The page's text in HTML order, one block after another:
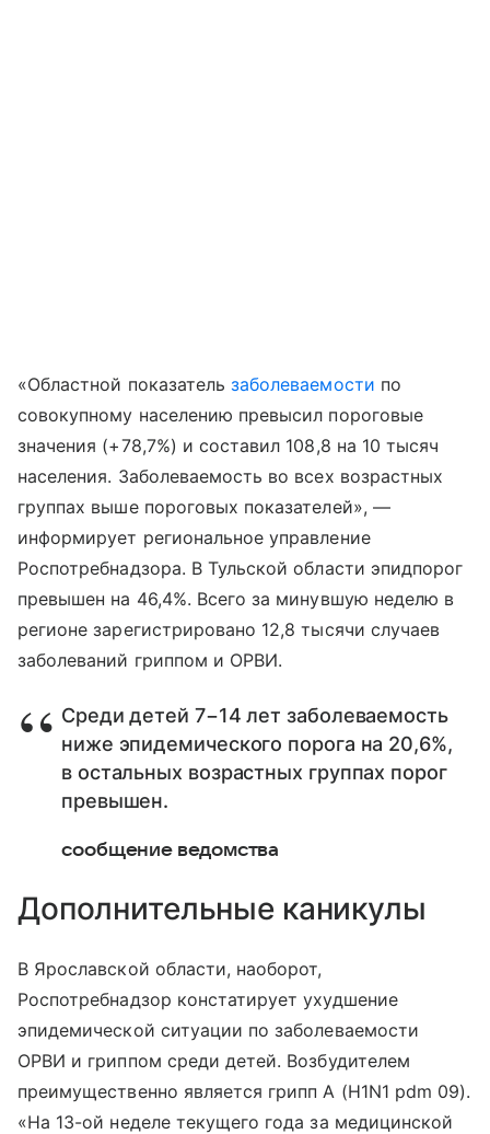
«Областной показательзаболеваемости по
совокупному населению превысил пороговые
значения (+78,7%) и составил 108,8 на 10 тысяч
населения. Заболеваемость во всех возрастных
группах выше пороговых показателей», —
информирует региональное управление
Роспотребнадзора. В Тульской области эпидпорог
превышен на 46,4%. Всего за минувшую неделю в
регионе зарегистрировано 12,8 тысячи случаев
заболеваний гриппом и ОРВИ.
Среди детей 7−14 лет заболеваемость
ниже эпидемического порога на 20,6%,
в остальных возрастных группах порог
превышен.
сообщение ведомства
Дополнительные каникулы
В Ярославской области, наоборот,
Роспотребнадзор констатирует ухудшение
эпидемической ситуации по заболеваемости
ОРВИ и гриппом среди детей. Возбудителем
преимущественно является грипп А (H1N1 pdm 09).
«На 13-ой неделе текущего года за медицинской